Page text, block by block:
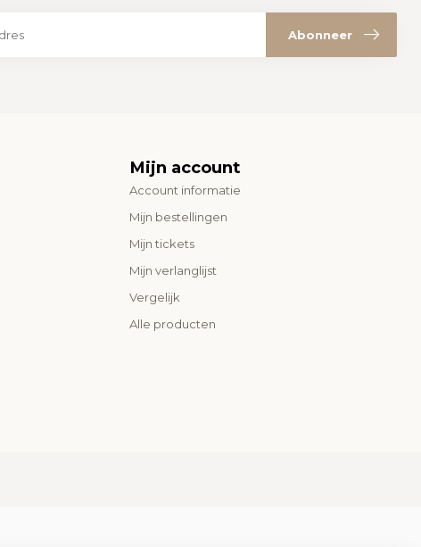
Abonneer
Mijn account
Account informatie
Mijn bestellingen
Mijn tickets
Mijn verlanglijst
Vergelijk
Alle producten